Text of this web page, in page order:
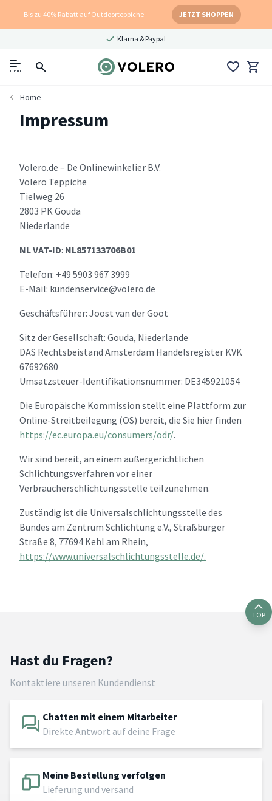
Bis zu 40% Rabatt auf Outdoorteppiche JETZT SHOPPEN
Klarna & Paypal
menu
Home
Impressum
Volero.de – De Onlinewinkelier B.V.
Volero Teppiche
Tielweg 26
2803 PK Gouda
Niederlande
NL VAT-ID: NL857133706B01
Telefon: +49 5903 967 3999
E-Mail: kundenservice@volero.de
Geschäftsführer: Joost van der Goot
Sitz der Gesellschaft: Gouda, Niederlande
DAS Rechtsbeistand Amsterdam Handelsregister KVK
67692680
Umsatzsteuer-Identifikationsnummer: DE345921054
Die Europäische Kommission stellt eine Plattform zur
Online-Streitbeilegung (OS) bereit, die Sie hier finden
https://ec.europa.eu/consumers/odr/.
Wir sind bereit, an einem außergerichtlichen
Schlichtungsverfahren vor einer
Verbraucherschlichtungsstelle teilzunehmen.
Zuständig ist die Universalschlichtungsstelle des
Bundes am Zentrum Schlichtung e.V., Straßburger
Straße 8, 77694 Kehl am Rhein,
https://www.universalschlichtungsstelle.de/.
TOP
Hast du Fragen?
Kontaktiere unseren Kundendienst
Chatten mit einem Mitarbeiter
Direkte Antwort auf deine Frage
Meine Bestellung verfolgen
Lieferung und versand